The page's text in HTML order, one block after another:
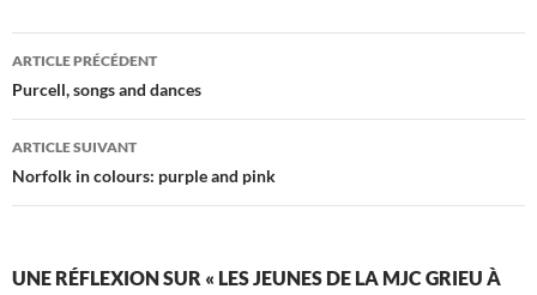
Navigation
des
articles
ARTICLE PRÉCÉDENT
Purcell, songs and dances
ARTICLE SUIVANT
Norfolk in colours: purple and pink
UNE RÉFLEXION SUR « LES JEUNES DE LA MJC GRIEU À